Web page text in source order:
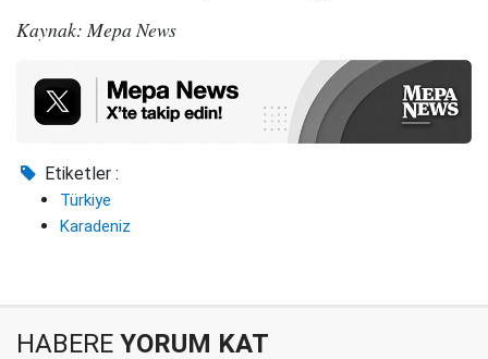
Kaynak: Mepa News
Etiketler :
Türkiye
Karadeniz
HABERE YORUM KAT